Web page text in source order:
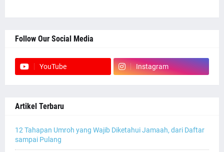
Follow Our Social Media
YouTube Instagram
Artikel Terbaru
12 Tahapan Umroh yang Wajib Diketahui Jamaah, dari Daftar
sampai Pulang